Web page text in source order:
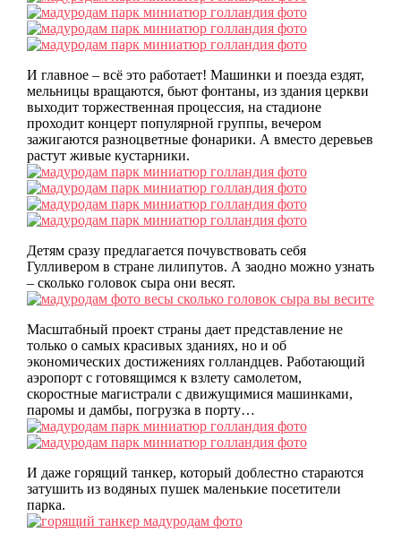
И главное – всё это работает! Машинки и поезда ездят,
мельницы вращаются, бьют фонтаны, из здания церкви
выходит торжественная процессия, на стадионе
проходит концерт популярной группы, вечером
зажигаются разноцветные фонарики. А вместо деревьев
растут живые кустарники.
Детям сразу предлагается почувствовать себя
Гулливером в стране лилипутов. А заодно можно узнать
– сколько головок сыра они весят.
Масштабный проект страны дает представление не
только о самых красивых зданиях, но и об
экономических достижениях голландцев. Работающий
аэропорт с готовящимся к взлету самолетом,
скоростные магистрали с движущимися машинками,
паромы и дамбы, погрузка в порту…
И даже горящий танкер, который доблестно стараются
затушить из водяных пушек маленькие посетители
парка.